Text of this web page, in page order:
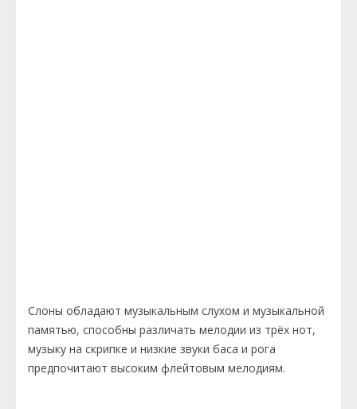
Слоны обладают музыкальным слухом и музыкальной
памятью, способны различать мелодии из трёх нот,
музыку на скрипке и низкие звуки баса и рога
предпочитают высоким флейтовым мелодиям.